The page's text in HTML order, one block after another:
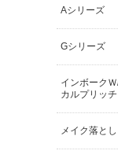
Aシリーズ
Gシリーズ
インボーク
カルプリッチ
メイク落とし